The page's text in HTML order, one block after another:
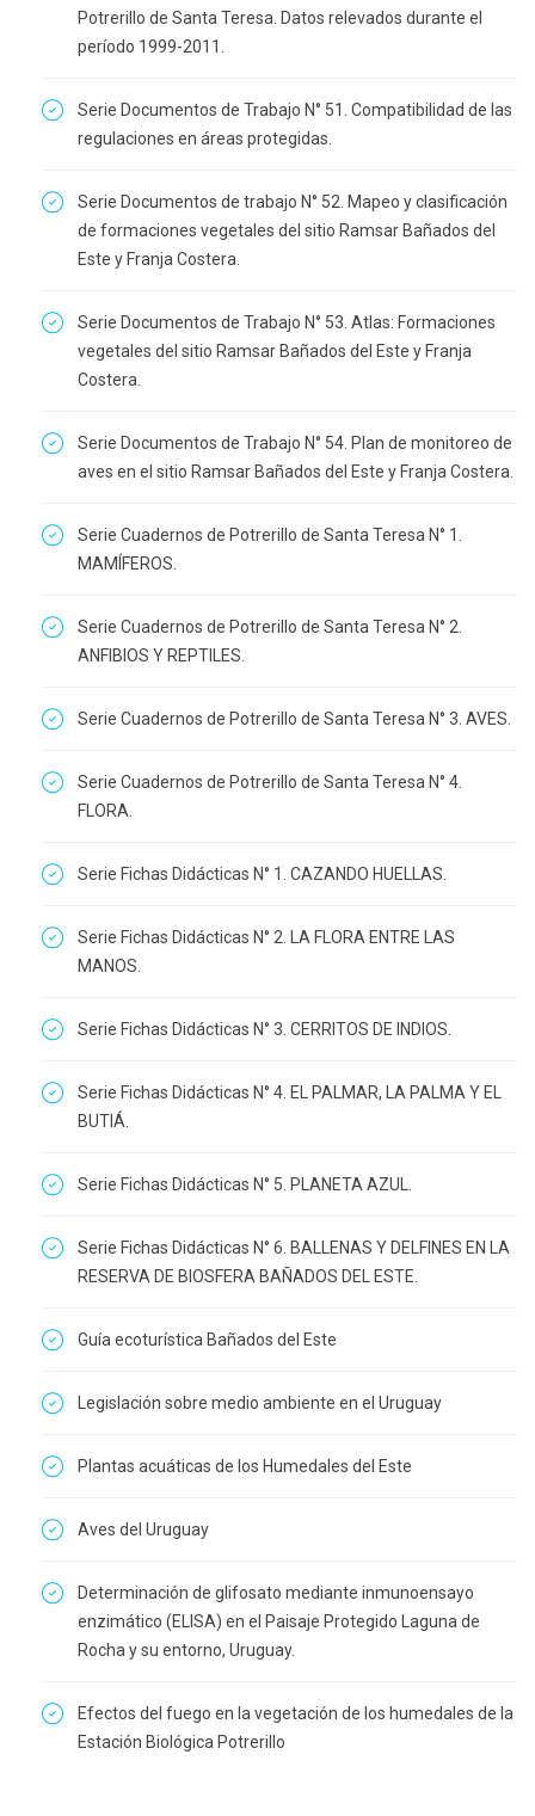
Potrerillo de Santa Teresa. Datos relevados durante el
período 1999-2011.
Serie Documentos de Trabajo N° 51. Compatibilidad de las
regulaciones en áreas protegidas.
Serie Documentos de trabajo N° 52. Mapeo y clasificación
de formaciones vegetales del sitio Ramsar Bañados del
Este y Franja Costera.
Serie Documentos de Trabajo N° 53. Atlas: Formaciones
vegetales del sitio Ramsar Bañados del Este y Franja
Costera.
Serie Documentos de Trabajo N° 54. Plan de monitoreo de
aves en el sitio Ramsar Bañados del Este y Franja Costera.
Serie Cuadernos de Potrerillo de Santa Teresa N° 1.
MAMÍFEROS.
Serie Cuadernos de Potrerillo de Santa Teresa N° 2.
ANFIBIOS Y REPTILES.
Serie Cuadernos de Potrerillo de Santa Teresa N° 3. AVES.
Serie Cuadernos de Potrerillo de Santa Teresa N° 4.
FLORA.
Serie Fichas Didácticas N° 1. CAZANDO HUELLAS.
Serie Fichas Didácticas N° 2. LA FLORA ENTRE LAS
MANOS.
Serie Fichas Didácticas N° 3. CERRITOS DE INDIOS.
Serie Fichas Didácticas N° 4. EL PALMAR, LA PALMA Y EL
BUTIÁ.
Serie Fichas Didácticas N° 5. PLANETA AZUL.
Serie Fichas Didácticas N° 6. BALLENAS Y DELFINES EN LA
RESERVA DE BIOSFERA BAÑADOS DEL ESTE.
Guía ecoturística Bañados del Este
Legislación sobre medio ambiente en el Uruguay
Plantas acuáticas de los Humedales del Este
Aves del Uruguay
Determinación de glifosato mediante inmunoensayo
enzimático (ELISA) en el Paisaje Protegido Laguna de
Rocha y su entorno, Uruguay.
Efectos del fuego en la vegetación de los humedales de la
Estación Biológica Potrerillo